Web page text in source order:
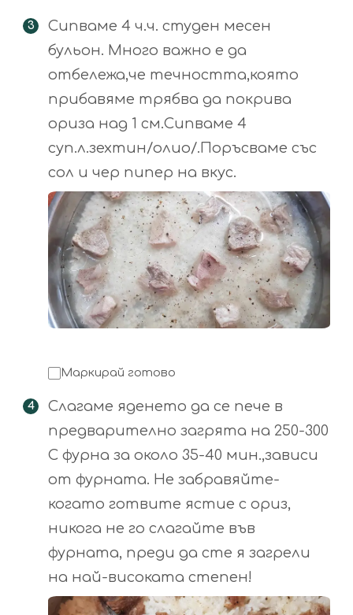
Сипваме 4 ч.ч. студен месен
бульон. Много важно е да
отбележа,че течността,която
прибавяме трябва да покрива
ориза над 1 см.Сипваме 4
суп.л.зехтин/олио/.Поръсваме със
сол и чер пипер на вкус.
Маркирай готово
Слагаме яденето да се пече в
предварително загрята на 250-300
C фурна за около 35-40 мин.,зависи
от фурната. Не забравяйте-
когато готвите ястие с ориз,
никога не го слагайте във
фурната, преди да сте я загрели
на най-високата степен!